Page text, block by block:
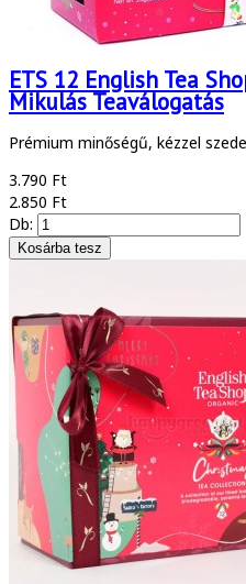
ETS 12 English Tea
Mikulás Teaválogatás
Prémium minőségű, kézzel
3.790 Ft
2.850 Ft
Db: